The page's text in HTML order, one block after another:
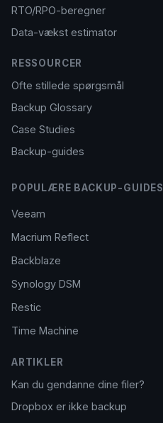
RTO/RPO-beregner
Data-vækst estimator
RESSOURCER
Ofte stillede spørgsmål
Backup Glossary
Case Studies
Backup-guides
POPULÆRE BACKUP-GUIDES
Veeam
Macrium Reflect
Backblaze
Synology DSM
Restic
Time Machine
ARTIKLER
Kan du gendanne dine filer?
Dropbox er ikke backup